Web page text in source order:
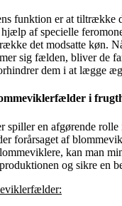
funktion er at tiltrække
af specielle
det modsatte køn.
sig fælden, bliver de
dem i at lægge
i
en afgørende rolle
forårsaget af
kan man
og sikre en